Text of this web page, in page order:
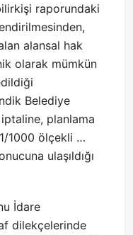
raporundaki
alansal hak
olarak mümkün
Belediye
iptaline, planlama
1000 ölçekli …
ulaşıldığı
İdare
dilekçelerinde